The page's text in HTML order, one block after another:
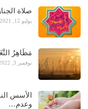
صلاة
يوليو 12, 2021
مَظَاهِرُ
نوفمبر 3, 2022
وعدم…